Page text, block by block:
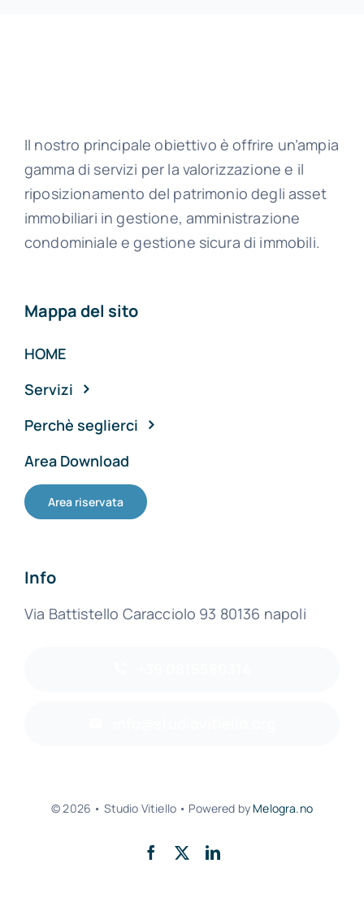
Il nostro principale obiettivo è offrire un’ampia
gamma di servizi per la valorizzazione e il
riposizionamento del patrimonio degli asset
immobiliari in gestione, amministrazione
condominiale e gestione sicura di immobili.
Mappa del sito
HOME
Servizi
Perchè seglierci
Area Download
Area riservata
Info
Via Battistello Caracciolo 93 80136 napoli
© 2026 • Studio Vitiello • Powered by Melogra.no